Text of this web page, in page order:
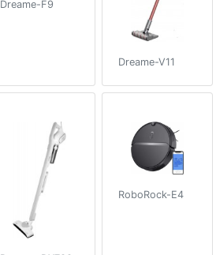
Dreame-F9
Dreame-V11
RoboRock-E4